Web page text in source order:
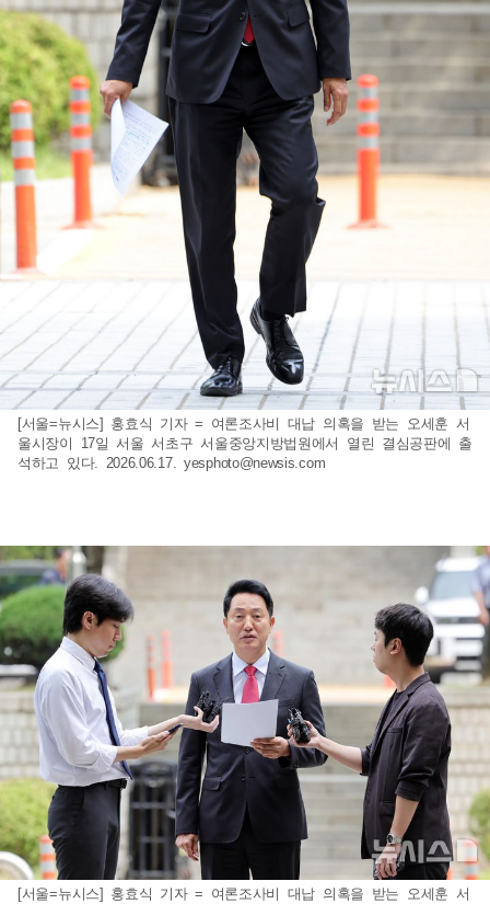
[서울=뉴시스] 홍효식 기자 = 여론조사비 대납 의혹을 받는 오세훈 서
울시장이 17일 서울 서초구 서울중앙지방법원에서 열린 결심공판에 출
석하고 있다. 2026.06.17. yesphoto@newsis.com
[서울=뉴시스] 홍효식 기자 = 여론조사비 대납 의혹을 받는 오세훈 서